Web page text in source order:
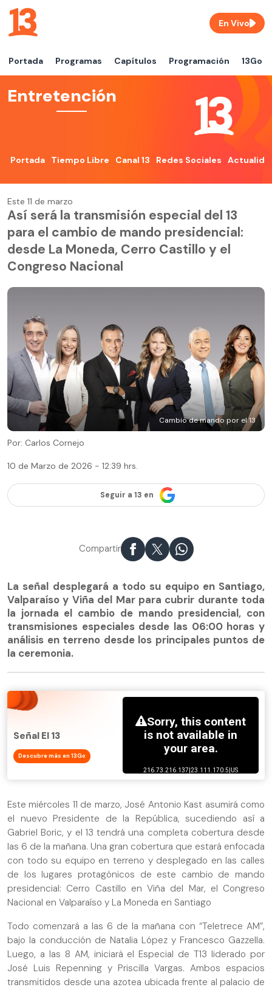
Portada Programas Capítulos Programación 13Go
En Vivo
Entretención
Portada Tiempo Libre Canal 13 Redes Sociales
Este 11 de marzo
Así será la transmisión especial del 13
para el cambio de mando presidencial:
desde La Moneda, Cerro Castillo y el
Congreso Nacional
Cambio de mando por el 13
Por: Carlos Cornejo
10 de Marzo de 2026 - 12:39 hrs.
Seguir a 13 en
Compartir
La señal desplegará a todo su equipo en Santiago,
Valparaíso y Viña del Mar para cubrir durante toda
la jornada el cambio de mando presidencial, con
transmisiones especiales desde las 06:00 horas y
análisis en terreno desde los principales puntos de
la ceremonia.
Señal El 13
Descubre más en 13Go
Este miércoles 11 de marzo, José Antonio Kast asumirá como
el nuevo Presidente de la República, sucediendo así a
Gabriel Boric, y el 13 tendrá una completa cobertura desde
las 6 de la mañana. Una gran cobertura que estará enfocada
con todo su equipo en terreno y desplegado en las calles
de los lugares protagónicos de este cambio de mando
presidencial: Cerro Castillo en Viña del Mar, el Congreso
Nacional en Valparaíso y La Moneda en Santiago
Todo comenzará a las 6 de la mañana con “Teletrece AM”,
bajo la conducción de Natalia López y Francesco Gazzella.
Luego, a las 8 AM, iniciará el Especial de T13 liderado por
José Luis Repenning y Priscilla Vargas. Ambos espacios
transmitidos desde una azotea ubicada frente al palacio de